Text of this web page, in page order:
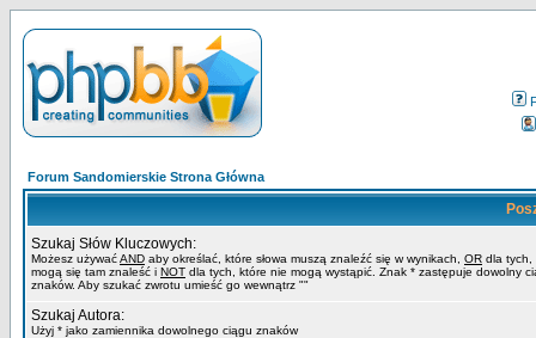
Forum Sandomierskie Strona Główna
Szukaj Słów Kluczowych:
Możesz używaćAND aby określać, które słowa muszą znaleźć się w wynikach, OR dla tych,
mogą się tam znaleść i NOT dla tych, które nie mogą wystąpić. Znak * zastępuje dowolny
znaków. Aby szukać zwrotu umieść go wewnątrz ""
Szukaj Autora:
Użyj * jako zamiennika dowolnego ciągu znaków